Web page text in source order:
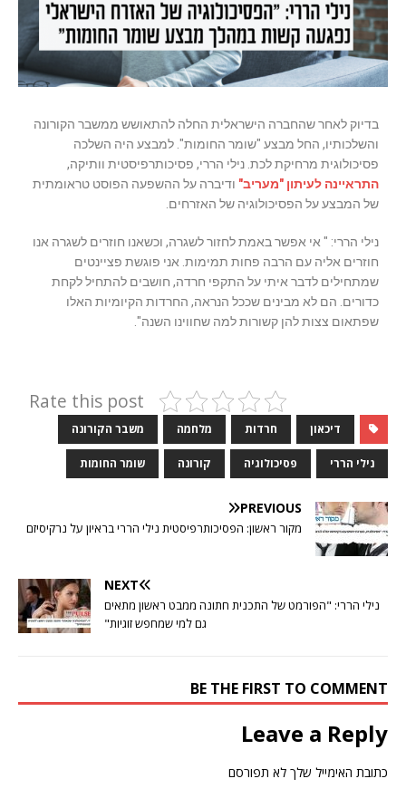
בדיוק לאחר שהחברה הישראלית החלה להתאושש ממשבר הקורונה
והשלכותיו, החל מבצע "שומר החומות". למבצע היה השלכה
פסיכולוגית מרחיקת לכת. נילי הררי, פסיכותרפיסטית וותיקה,
התראיינה לעיתון "מעריב" ודיברה על ההשפעה הפוסט טראומתית
של המבצע על הפסיכולוגיה של האזרחים.
נילי הררי: " אי אפשר באמת לחזור לשגרה, וכשאנו חוזרים לשגרה אנו
חוזרים אליה עם הרבה פחות תמימות. אני פוגשת פציינטים
שמתחילים לדבר איתי על התקפי חרדה, חושבים להתחיל לקחת
כדורים. הם לא מבינים שככל הנראה, החרדות הקיומיות האלו
שפתאום צצות להן קשורות למה שחווינו השנה".
Rate this post
דיכאון חרדות מלחמה משבר הקורונה
נילי הררי פסיכולוגיה קורונה שומר החומות
PREVIOUS
מקור ראשון: הפסיכותרפיסטית נילי הררי בראיון על נרקיסיזם
NEXT
נילי הררי: "הפורמט של התכנית חתונה ממבט ראשון מתאים
גם למי שמחפש זוגיות"
BE THE FIRST TO COMMENT
Leave a Reply
כתובת האימייל שלך לא תפורסם